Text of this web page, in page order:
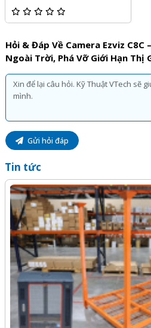
Quý khách hàng hoàn toàn yên
sản phẩm, dịch vụ tại Kỹ Thuật
Hỏi & Đáp Về Camera Ezviz C8C
Ngoài Trời, Phá Vỡ Giới Hạn Thị
Gửi hỏi đáp
Tin tức